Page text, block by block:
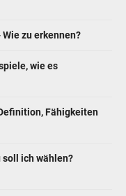
zu erkennen?
wie es
Fähigkeiten
soll ich wählen?